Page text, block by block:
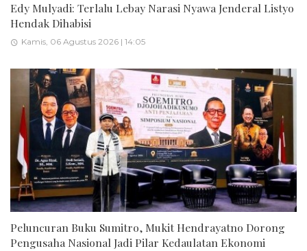
Edy Mulyadi: Terlalu Lebay Narasi Nyawa Jenderal Listyo
Hendak Dihabisi
Kamis, 06 Agustus 2026 | 14:05
Peluncuran Buku Sumitro, Mukit Hendrayatno Dorong
Pengusaha Nasional Jadi Pilar Kedaulatan Ekonomi